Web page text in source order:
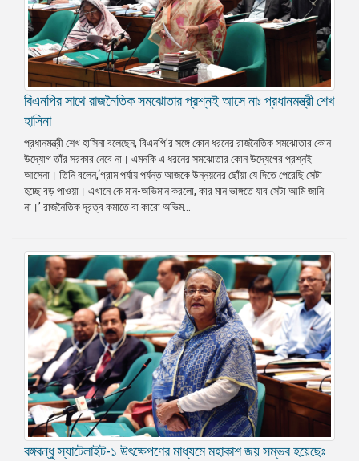
বিএনপির সাথে রাজনৈতিক সমঝোতার প্রশ্নই আসে নাঃ প্রধানমন্ত্রী শেখ
হাসিনা
প্রধানমন্ত্রী শেখ হাসিনা বলেছেন, বিএনপি’র সঙ্গে কোন ধরনের রাজনৈতিক সমঝোতার কোন
উদ্যোগ তাঁর সরকার নেবে না। এমনকি এ ধরনের সমঝোতার কোন উদ্যেগের প্রশ্নই
আসেনা। তিনি বলেন,‘গ্রাম পর্যায় পর্যন্ত আজকে উন্নয়নের ছোঁয়া যে দিতে পেরেছি সেটা
হচ্ছে বড় পাওয়া। এখানে কে মান-অভিমান করলো, কার মান ভাঙ্গতে যাব সেটা আমি জানি
না।’ রাজনৈতিক দূরত্ব কমাতে বা কারো অভিম...
বঙ্গবন্ধু স্যাটেলাইট-১ উৎক্ষেপণের মাধ্যমে মহাকাশ জয় সম্ভব হয়েছেঃ